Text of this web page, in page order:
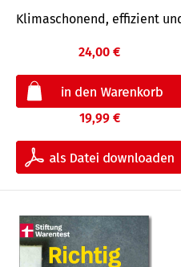
Klimaschonend, effizient
24,00 €
19,99 €